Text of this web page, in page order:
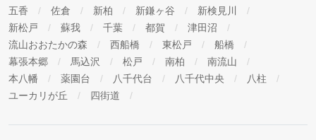
五香
佐倉 新柏 新鎌ヶ谷
新検見川
新松戸
蘇我 千葉 都賀
津田沼
流山おおたかの森
西船橋 東松戸
船橋
幕張本郷
馬込沢 松戸 南柏
南流山
本八幡
薬園台 八千代台 八千代中央
八柱
ユーカリが丘
四街道